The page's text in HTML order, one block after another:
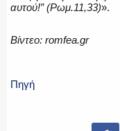
αυτού!” (Ρωμ.11,33)».
Βίντεο: romfea.gr
Πηγή